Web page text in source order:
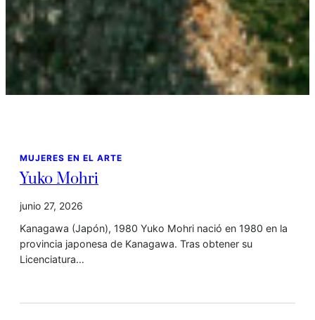
MUJERES EN EL ARTE
Yuko Mohri
junio 27, 2026
Kanagawa (Japón), 1980 Yuko Mohri nació en 1980 en la
provincia japonesa de Kanagawa. Tras obtener su
Licenciatura…